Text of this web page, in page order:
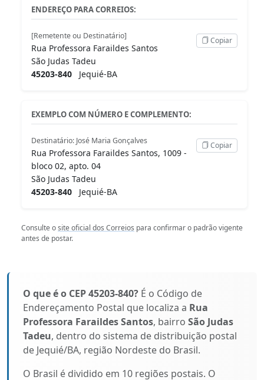
ENDEREÇO PARA CORREIOS:
[Remetente ou Destinatário]
Rua Professora Faraildes Santos
São Judas Tadeu
45203-840 Jequié-BA
Copiar
EXEMPLO COM NÚMERO E COMPLEMENTO:
Destinatário: José Maria Gonçalves
Rua Professora Faraildes Santos, 1009 -
bloco 02, apto. 04
São Judas Tadeu
45203-840 Jequié-BA
Copiar
Consulte osite oficial dos Correios para confirmar o padrão vigente
antes de postar.
O que é o CEP 45203-840? É o Código de
Endereçamento Postal que localiza a Rua
Professora Faraildes Santos, bairro São Judas
Tadeu, dentro do sistema de distribuição postal
de Jequié/BA, região Nordeste do Brasil.
O Brasil é dividido em 10 regiões postais. O